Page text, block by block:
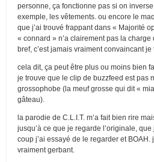
personne, ça fonctionne pas si on
exemple, les vêtements. ou encore le
que j’ai trouvé frappant dans « Majorité
« connard » n’a clairement pas la
bref, c’est jamais vraiment convaincant je
cela dit, ça peut être plus ou moins bien
je trouve que le clip de buzzfeed est pas
grossophobe (la meuf grosse qui dit «
gâteau).
la parodie de C.L.I.T. m’a fait bien rire
jusqu’à ce que je regarde l’originale,
coup j’ai essayé de le regarder et BOAH.
vraiment gerbant.